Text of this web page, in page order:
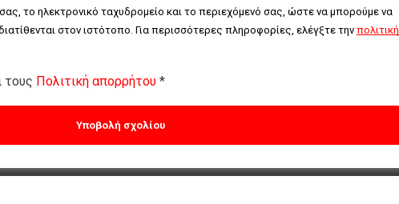
το ηλεκτρονικό ταχυδρομείο και το περιεχόμενό σας, ώστε να μπορούμε να
στον ιστότοπο. Για περισσότερες πληροφορίες, ελέγξτε την πολιτική
τους Πολιτική απορρήτου *